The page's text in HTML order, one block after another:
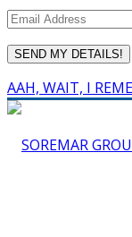
AAH, WAIT, I